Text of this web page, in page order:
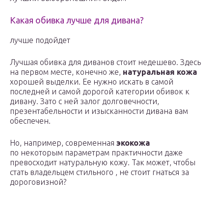
Какая обивка лучше для дивана?
лучше подойдет
Лучшая обивка для диванов стоит недешево. Здесь
на первом месте, конечно же, натуральная кожа
хорошей выделки. Ее нужно искать в самой
последней и самой дорогой категории обивок к
дивану. Зато с ней залог долговечности,
презентабельности и изысканности дивана вам
обеспечен.
Но, например, современная экокожа
по некоторым параметрам практичности даже
превосходит натуральную кожу. Так может, чтобы
стать владельцем стильного , не стоит гнаться за
дороговизной?